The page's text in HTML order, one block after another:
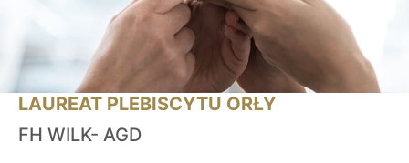
LAUREAT PLEBISCYTU ORŁY
FH WILK- AGD